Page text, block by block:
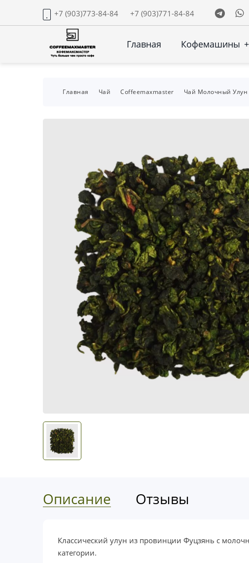
+7 (903)773-84-84 +7 (903)771-84-84
Главная Кофемашины +
Главная Чай Coffeemaxmaster Чай Молочный Улун
Описание Отзывы
Классический улун из провинции Фуцзянь с
категории.